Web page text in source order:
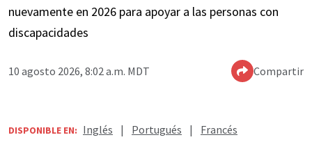
nuevamente en 2026 para apoyar a las personas con
discapacidades
10 agosto 2026, 8:02 a.m. MDT Compartir
DISPONIBLE EN: Inglés | Portugués | Francés